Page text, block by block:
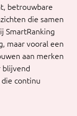
betrouwbare
die samen
SmartRanking
maar vooral een
aan merken
blijvend
continu